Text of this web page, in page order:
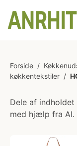
Forside /
køkkentekstiler /
Dele af
med hjælp fra AI.